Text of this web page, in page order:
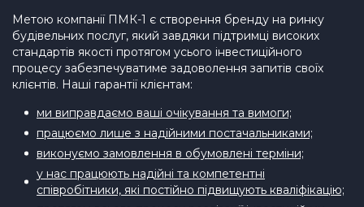
Метою компанії ПМК-1 є створення бренду на ринку
будівельних послуг, який завдяки підтримці високих
стандартів якості протягом усього інвестиційного
процесу забезпечуватиме задоволення запитів своїх
клієнтів. Наші гарантії клієнтам:
ми виправдаємо ваші очікування та вимоги;
працюємо лише з надійними постачальниками;
виконуємо замовлення в обумовлені терміни;
у нас працюють надійні та компетентні
співробітники, які постійно підвищують кваліфікацію;